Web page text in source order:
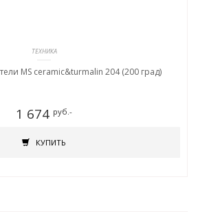
ТЕХНИКА
MS ceramic&turmalin 204 (200 град)
1 674 руб.-
КУПИТЬ